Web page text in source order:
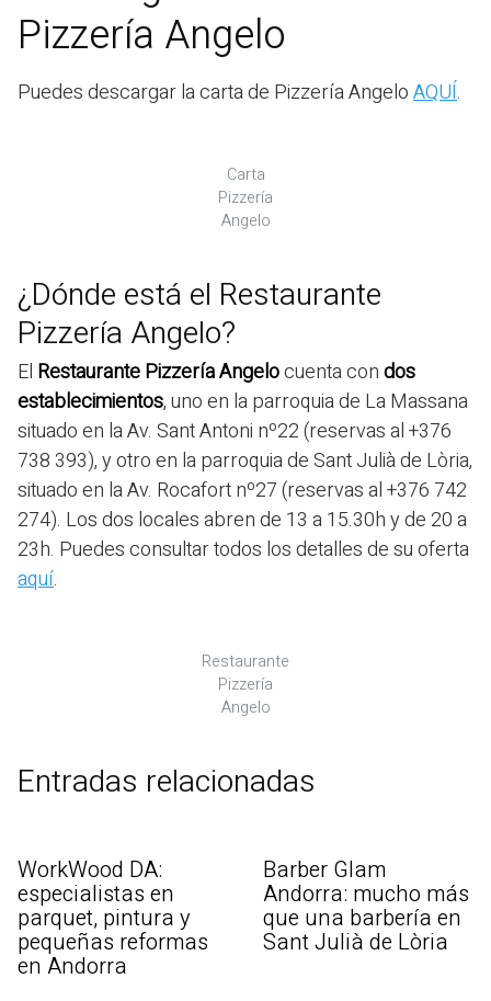
Pizzería Angelo
Puedes descargar la carta de Pizzería AngeloAQUÍ.
Carta
Pizzería
Angelo
¿Dónde está el Restaurante
Pizzería Angelo?
El Restaurante Pizzería Angelocuenta condos
establecimientos, uno en la parroquia de La Massana
situado en la Av. Sant Antoni nº22 (reservas al +376
738 393), y otro en la parroquia de Sant Julià de Lòria,
situado en la Av. Rocafort nº27 (reservas al +376 742
274). Los dos locales abren de 13 a 15.30h y de 20 a
23h. Puedes consultar todos los detalles de su oferta
aquí.
Restaurante
Pizzería
Angelo
Entradas relacionadas
WorkWood DA:
especialistas en
parquet, pintura y
pequeñas reformas
en Andorra
Barber Glam
Andorra: mucho más
que una barbería en
Sant Julià de Lòria